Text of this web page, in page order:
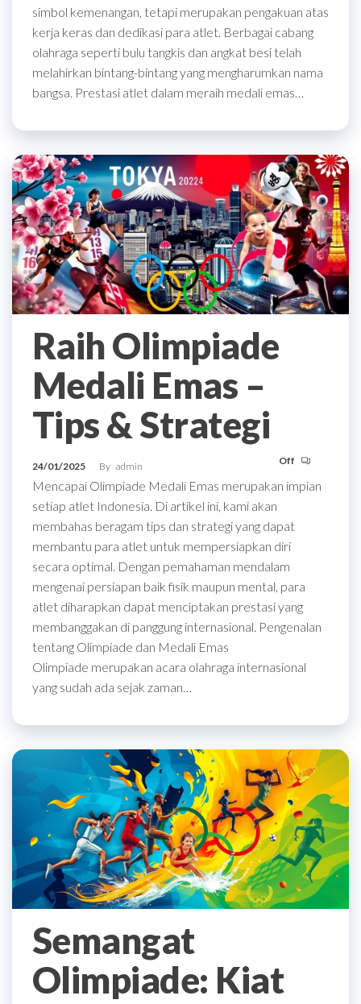
simbol kemenangan, tetapi merupakan pengakuan atas
kerja keras dan dedikasi para atlet. Berbagai cabang
olahraga seperti bulu tangkis dan angkat besi telah
melahirkan bintang-bintang yang mengharumkan nama
bangsa. Prestasi atlet dalam meraih medali emas…
Raih Olimpiade
Medali Emas –
Tips & Strategi
24/01/2025 By admin Off
Mencapai Olimpiade Medali Emas merupakan impian
setiap atlet Indonesia. Di artikel ini, kami akan
membahas beragam tips dan strategi yang dapat
membantu para atlet untuk mempersiapkan diri
secara optimal. Dengan pemahaman mendalam
mengenai persiapan baik fisik maupun mental, para
atlet diharapkan dapat menciptakan prestasi yang
membanggakan di panggung internasional. Pengenalan
tentang Olimpiade dan Medali Emas
Olimpiade merupakan acara olahraga internasional
yang sudah ada sejak zaman…
Semangat
Olimpiade: Kiat